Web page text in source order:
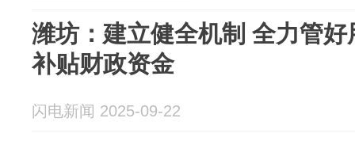
潍坊：建立健全机制 全力管
补贴财政资金
闪电新闻 2025-09-22